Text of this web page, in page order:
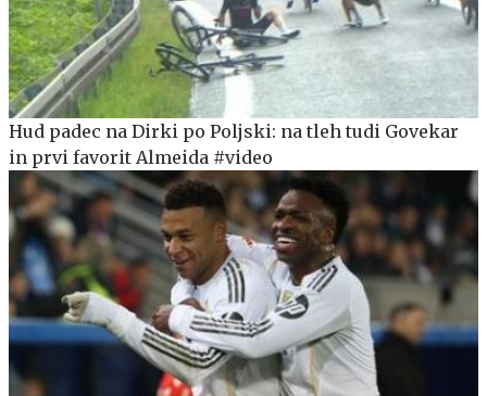
Hud padec na Dirki po Poljski: na tleh tudi Govekar
in prvi favorit Almeida #video